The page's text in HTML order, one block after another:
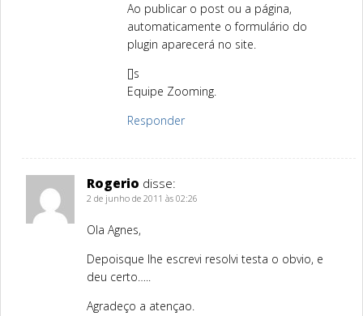
Ao publicar o post ou a página,
automaticamente o formulário do
plugin aparecerá no site.
[]s
Equipe Zooming.
Responder
Rogerio disse:
2 de junho de 2011 às 02:26
Ola Agnes,
Depoisque lhe escrevi resolvi testa o obvio, e
deu certo…..
Agradeço a atençao.